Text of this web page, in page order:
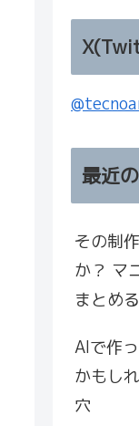
最近
その制
か？ マ
まとめ
AIで作
かもし
穴